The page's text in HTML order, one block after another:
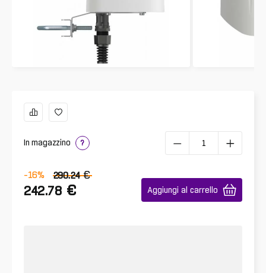
In magazzino ?
-16% 290.24 €
242.78 € Aggiungi al carrello